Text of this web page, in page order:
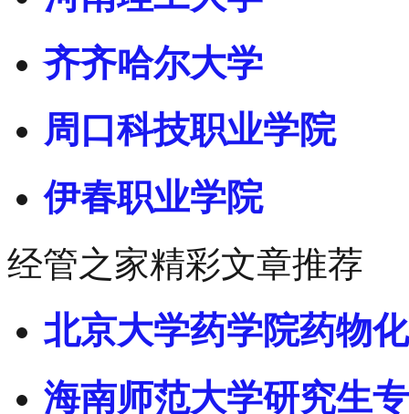
齐齐哈尔大学
周口科技职业学院
伊春职业学院
经管之家精彩文章推荐
北京大学药学院药物
海南师范大学研究生